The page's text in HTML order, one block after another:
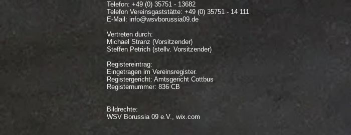
Telefon: +49 (0) 35751 - 13682
Telefon Vereinsgaststätte: +49 (0) 35751 - 14 111
E-Mail: info@wsvborussia09.de
Vertreten durch:
Michael Stranz (Vorsitzender)
Steffen Petrich (stellv. Vorsitzender)
Registereintrag:
Eingetragen im Vereinsregister.
Registergericht: Amtsgericht Cottbus
Registernummer: 836 CB
Bildrechte:
WSV Borussia 09 e.V., wix.com